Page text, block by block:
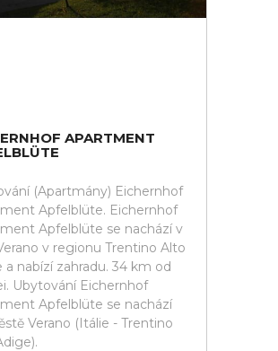
APARTMENT
(Apartmány) Eichernhof
Apfelblüte. Eichernhof
Apfelblüte se nachází v
v regionu Trentino Alto
a nabízí zahradu. 34 km od
Ubytování Eichernhof
Apfelblüte se nachází
Verano (Itálie - Trentino